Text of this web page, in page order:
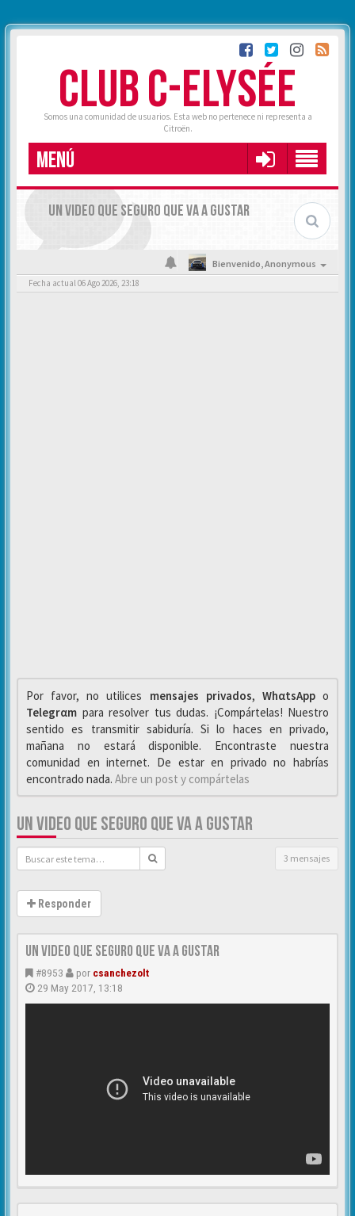
CLUB C-ELYSÉE
Somos una comunidad de usuarios. Esta web no pertenece ni representa a
Citroën.
MENÚ
UN VIDEO QUE SEGURO QUE VA A GUSTAR
Bienvenido,Anonymous
Fecha actual 06 Ago 2026, 23:18
Por favor, no utilices mensajes privados, WhαtsAppo
Telegrαm para resolver tus dudas. ¡Compártelas! Nuestro
sentido es transmitir sabiduría. Si lo haces en privado,
mañana no estará disponible. Encontraste nuestra
comunidad en internet. De estar en privado no habrías
encontrado nada. Abre un post y compártelas
UN VIDEO QUE SEGURO QUE VA A GUSTAR
3 mensajes
Responder
un video que seguro que va a gustar
#8953 por csanchezolt
29 May 2017, 13:18